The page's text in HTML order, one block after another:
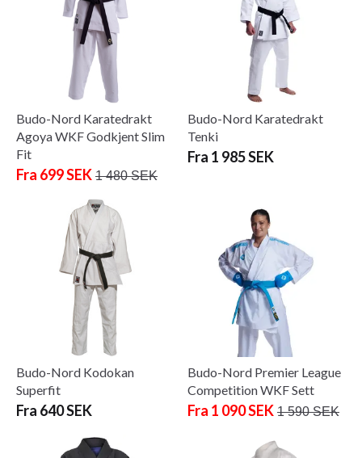
Budo-Nord Karatedrakt
Agoya WKF Godkjent Slim
Fit
Fra 699 SEK 1 480 SEK
Budo-Nord Karatedrakt
Tenki
Fra 1 985 SEK
Budo-Nord Kodokan
Superfit
Fra 640 SEK
Budo-Nord Premier League
Competition WKF Sett
Fra 1 090 SEK 1 590 SEK